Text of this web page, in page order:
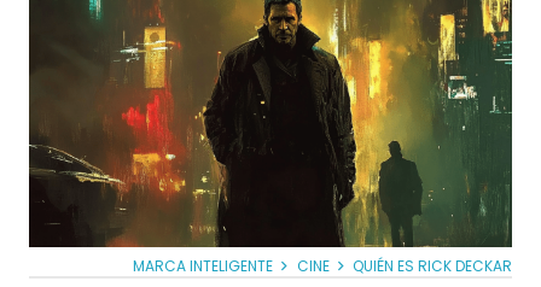
MARCA INTELIGENTE CINE QUIÉN ES RICK DECKAR